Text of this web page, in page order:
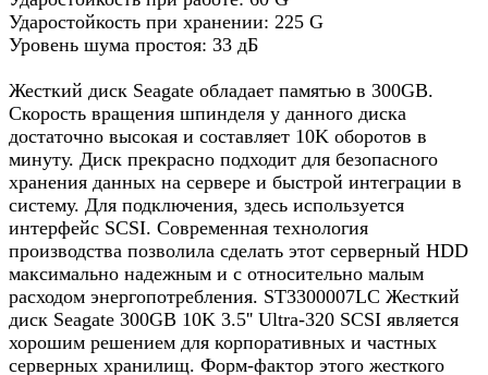
Ударостойкость при хранении: 225 G
Уровень шума простоя: 33 дБ
Жесткий диск Seagate обладает памятью в 300GB.
Скорость вращения шпинделя у данного диска
достаточно высокая и составляет 10K оборотов в
минуту. Диск прекрасно подходит для безопасного
хранения данных на сервере и быстрой интеграции в
систему. Для подключения, здесь используется
интерфейс SCSI. Современная технология
производства позволила сделать этот серверный HDD
максимально надежным и с относительно малым
расходом энергопотребления. ST3300007LC Жесткий
диск Seagate 300GB 10K 3.5'' Ultra-320 SCSI является
хорошим решением для корпоративных и частных
серверных хранилищ. Форм-фактор этого жесткого